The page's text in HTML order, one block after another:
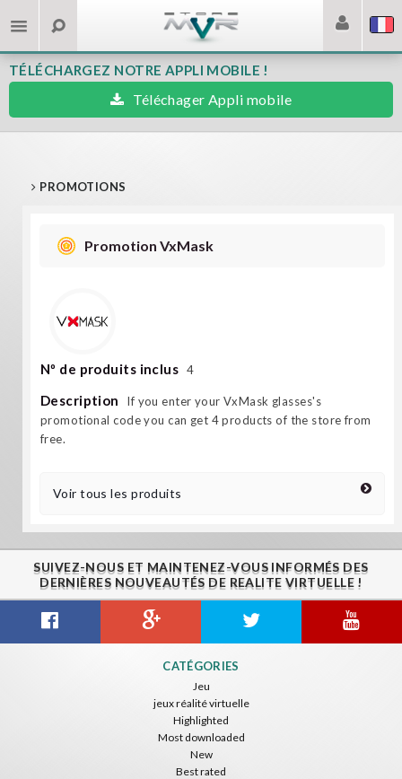
TÉLÉCHARGEZ NOTRE APPLI MOBILE !
Téléchager Appli mobile
PROMOTIONS
Promotion VxMask
Nº de produits inclus 4
Description
If you enter your VxMask glasses's
promotional code you can get 4 products of the store from
free.
Voir tous les produits
SUIVEZ-NOUS ET MAINTENEZ-VOUS INFORMÉS DES
DERNIÈRES NOUVEAUTÉS DE REALITE VIRTUELLE !
CATÉGORIES
Jeu
jeux réalité virtuelle
Highlighted
Most downloaded
New
Best rated